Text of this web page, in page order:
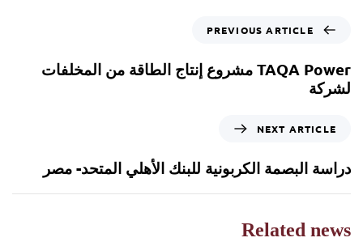
PREVIOUS ARTICLE
TAQA Power مشروع إنتاج الطاقة من المخلفات
لشركة
NEXT ARTICLE
دراسة البصمة الكربونية للبنك الأهلي المتحد- مصر
Related news